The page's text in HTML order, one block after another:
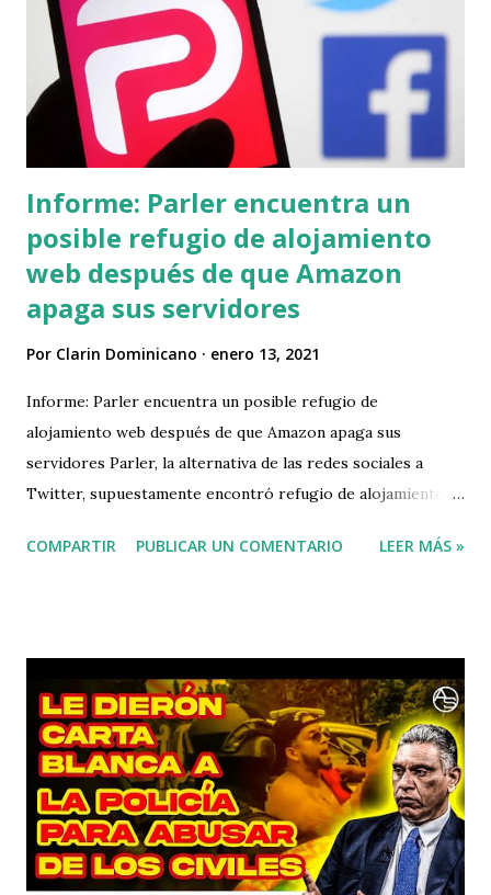
acusación por la tarde. Nunca antes se había celebrado un
juicio en el Senado para un presidente acusado después de
que dejara el cargo, y J. Michael Luttig, ex juez de la Corte
de Apelaciones del Cuarto Circuito de los Estados Unidos,
argumentó que hacerlo...
Informe: Parler encuentra un
posible refugio de alojamiento
web después de que Amazon
apaga sus servidores
Por Clarin Dominicano enero 13, 2021
Informe: Parler encuentra un posible refugio de
alojamiento web después de que Amazon apaga sus
servidores Parler, la alternativa de las redes sociales a
Twitter, supuestamente encontró refugio de alojamiento
servicios de alojamiento web de Amazon . ¿Cuál es el
acusaciones de que albergaba contenido que ayudó a incitar
la violencia. Parler finalmente fue expulsado de Apple App
Store y Google Play Store, lo que significa que la aplicación
no está disponible para descargar en los dos sistemas
operativos de teléfonos inteligentes más utilizados.
Amazon Web Services luego suspendió el servicio de
alojamiento web el domingo. Las tres empresas afirmaron
COMPARTIR PUBLICAR UN COMENTARIO LEER MÁS »